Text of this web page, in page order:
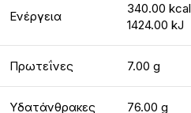
Ενέργεια
340.00 kcal
1424.00 kJ
Πρωτεΐνες 7.00 g
Υδατάνθρακες 76.00 g